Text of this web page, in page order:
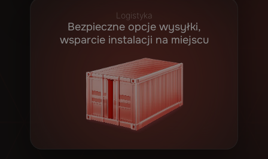
Logistyka
Bezpieczne opcje wysyłki,
wsparcie instalacji na miejscu